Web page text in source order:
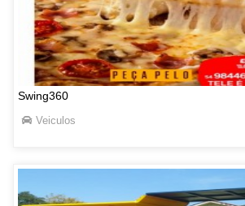
Swing360
Veiculos